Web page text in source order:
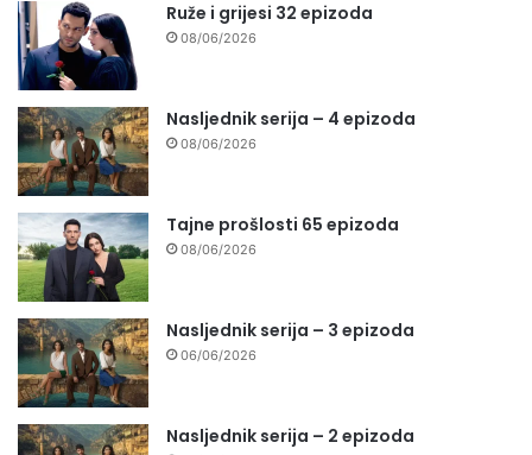
Ruže i grijesi 32 epizoda
08/06/2026
Nasljednik serija – 4 epizoda
08/06/2026
Tajne prošlosti 65 epizoda
08/06/2026
Nasljednik serija – 3 epizoda
06/06/2026
Nasljednik serija – 2 epizoda